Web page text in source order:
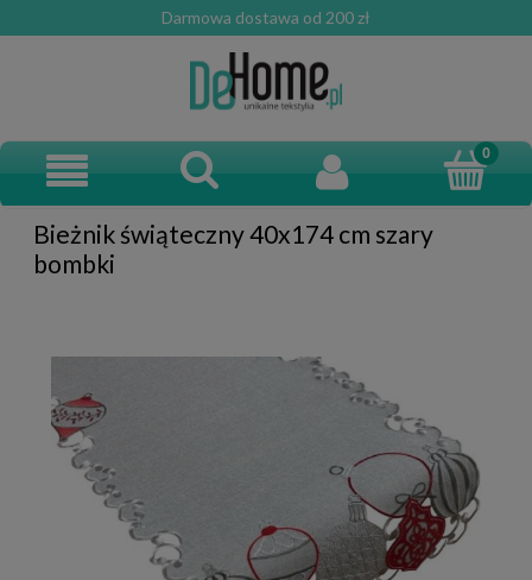
Darmowa dostawa od 200 zł
Bieżnik świąteczny 40x174 cm szary
bombki